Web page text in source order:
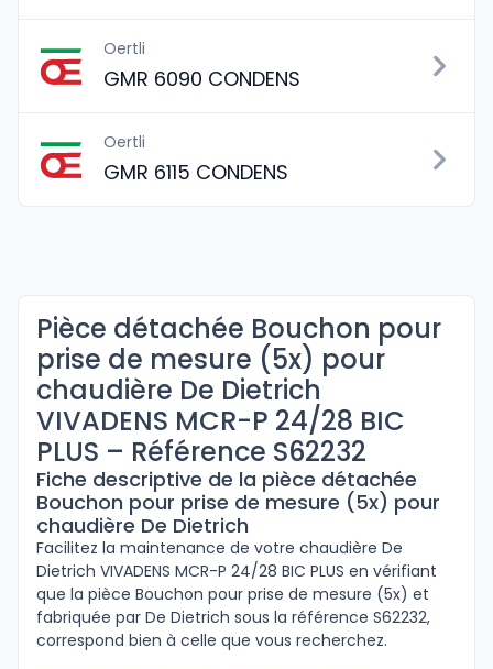
Oertli
GMR 6090 CONDENS
Oertli
GMR 6115 CONDENS
Pièce détachée Bouchon pour
prise de mesure (5x) pour
chaudière De Dietrich
VIVADENS MCR-P 24/28 BIC
PLUS – Référence S62232
Fiche descriptive de la pièce détachée
Bouchon pour prise de mesure (5x) pour
chaudière De Dietrich
Facilitez la maintenance de votre chaudière De
Dietrich VIVADENS MCR-P 24/28 BIC PLUS en vérifiant
que la pièce Bouchon pour prise de mesure (5x) et
fabriquée par De Dietrich sous la référence S62232,
correspond bien à celle que vous recherchez.